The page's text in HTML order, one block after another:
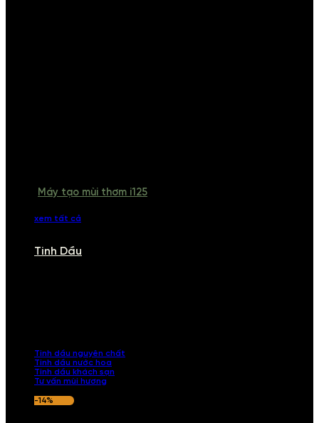
Máy tạo mùi thơm i125
xem tất cả
Tinh Dầu
Tinh dầu nguyên chất
Tinh dầu nước hoa
Tinh dầu khách sạn
Tư vấn mùi hương
-14%